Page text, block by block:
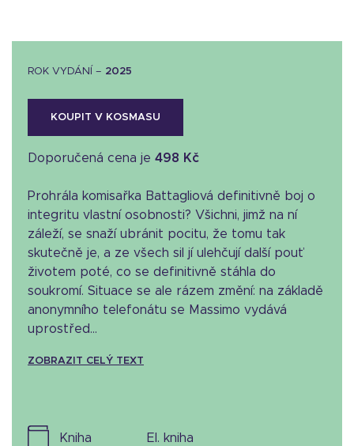
ROK VYDÁNÍ – 2025
KOUPIT V KOSMASU
Doporučená cena je 498 Kč
Prohrála komisařka Battagliová definitivně boj o
integritu vlastní osobnosti? Všichni, jimž na ní
záleží, se snaží ubránit pocitu, že tomu tak
skutečně je, a ze všech sil jí ulehčují další pouť
životem poté, co se definitivně stáhla do
soukromí. Situace se ale rázem změní: na základě
anonymního telefonátu se Massimo vydává
uprostřed...
ZOBRAZIT CELÝ TEXT
kniha el. kniha